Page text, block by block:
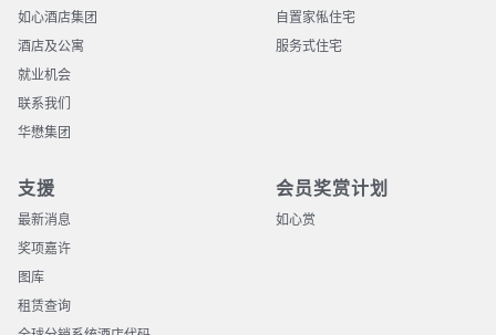
如心酒店集团
酒店及公寓
就业机会
联系我们
华懋集团
自置家俬住宅
服务式住宅
支援
最新消息
奖项嘉许
图库
租赁查询
会员奖赏计划
如心赏